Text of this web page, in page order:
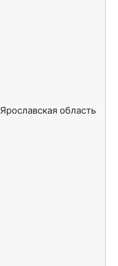
Ярославская область